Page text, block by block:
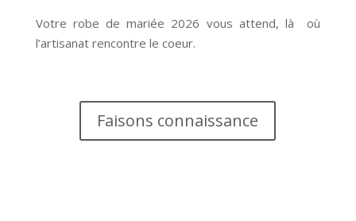
Votre robe de mariée 2026 vous attend, là où
l’artisanat rencontre le coeur.
Faisons connaissance